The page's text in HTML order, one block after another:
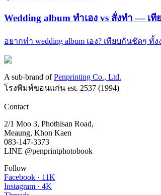
Wedding album ทำเอง vs สั่งทำ — เ
อยากทำ wedding album เอง? เทียบกันชัด
A sub-brand of Penprinting Co., Ltd.
โรงพิมพ์ขอนแก่น est. 2537 (1994)
Contact
2/1 Moo 3, Phothisan Road,
Meaung, Khon Kaen
083-147-3373
LINE @penprintphotobook
Follow
Facebook · 11K
Instagram · 4K